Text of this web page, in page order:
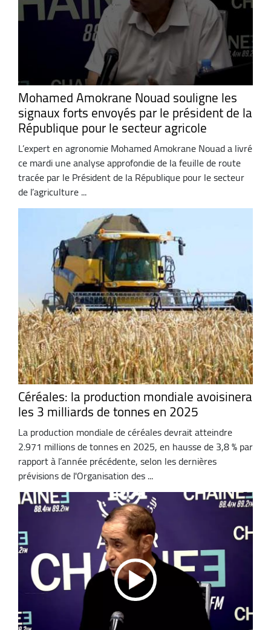
Mohamed Amokrane Nouad souligne les
signaux forts envoyés par le président de la
République pour le secteur agricole
L’expert en agronomie Mohamed Amokrane Nouad a livré
ce mardi une analyse approfondie de la feuille de route
tracée par le Président de la République pour le secteur
de l’agriculture ...
Céréales: la production mondiale avoisinera
les 3 milliards de tonnes en 2025
La production mondiale de céréales devrait atteindre
2.971 millions de tonnes en 2025, en hausse de 3,8 % par
rapport à l’année précédente, selon les dernières
prévisions de l'Organisation des ...